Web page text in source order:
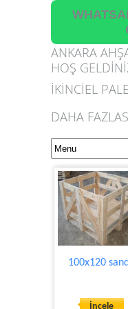
ANKARA
HOŞ
İKİNCİEL
DAHA
100x120
İncele